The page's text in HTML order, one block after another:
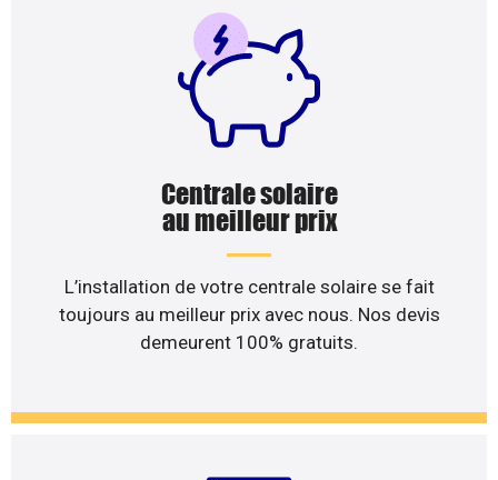
Centrale solaire
au meilleur prix
L’installation de votre centrale solaire se fait
toujours au meilleur prix avec nous. Nos devis
demeurent 100% gratuits.